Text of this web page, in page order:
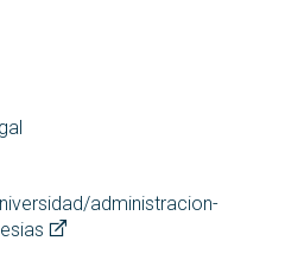
administracion-